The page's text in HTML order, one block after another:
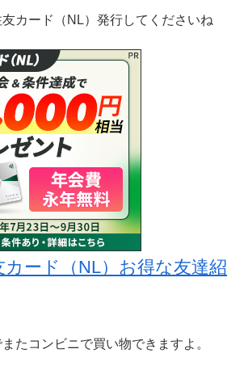
カード（NL）発行してくださいね
カード（NL）お得な友達紹
たコンビニで買い物できますよ。